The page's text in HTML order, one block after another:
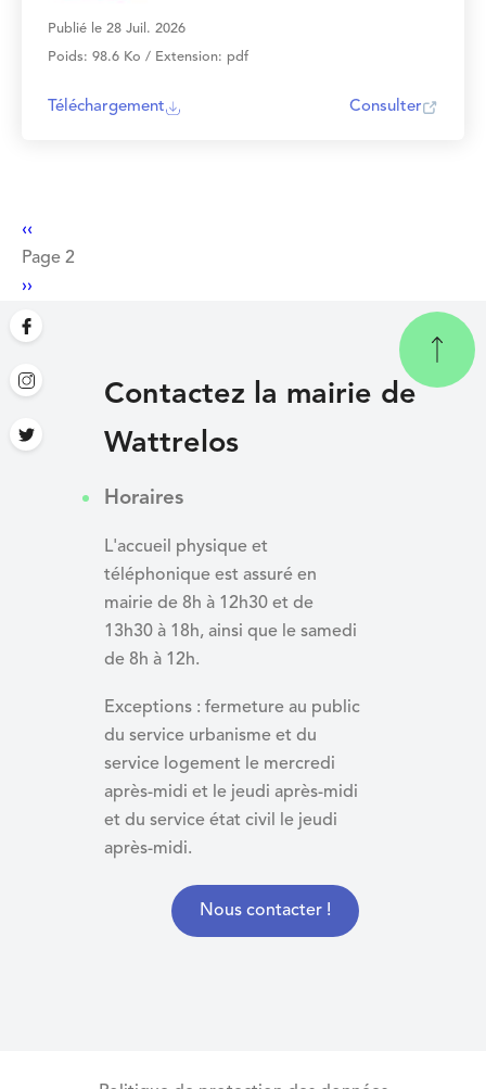
Publié le 28 Juil. 2026
Poids: 98.6 Ko / Extension: pdf
Téléchargement Consulter
Pagination
Page
précédente
‹‹
Page 2
Page
suivante
››
Contactez la mairie de
Wattrelos
Horaires
L'accueil physique et
téléphonique est assuré en
mairie de 8h à 12h30 et de
13h30 à 18h, ainsi que le samedi
de 8h à 12h.
Exceptions : fermeture au public
du service urbanisme et du
service logement le mercredi
après-midi et le jeudi après-midi
et du service état civil le jeudi
après-midi.
Nous contacter !